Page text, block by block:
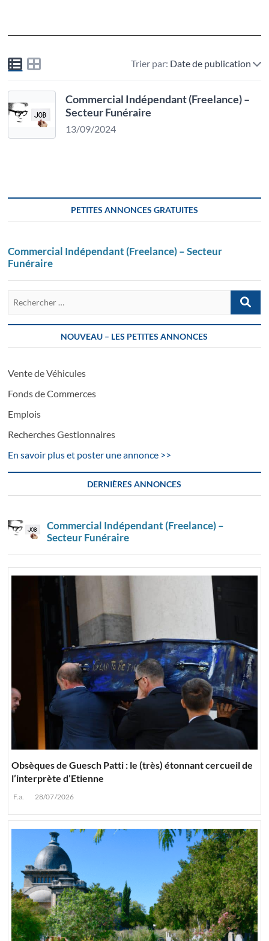
Trier par: Date de publication
Commercial Indépendant (Freelance) –
Secteur Funéraire
13/09/2024
PETITES ANNONCES GRATUITES
Commercial Indépendant (Freelance) – Secteur
Funéraire
…
NOUVEAU – LES PETITES ANNONCES
Vente de Véhicules
Fonds de Commerces
Emplois
Recherches Gestionnaires
En savoir plus et poster une annonce >>
DERNIÈRES ANNONCES
Commercial Indépendant (Freelance) –
Secteur Funéraire
Obsèques de Guesch Patti : le (très) étonnant cercueil de
l’interprète d’Etienne
F.a. 28/07/2026